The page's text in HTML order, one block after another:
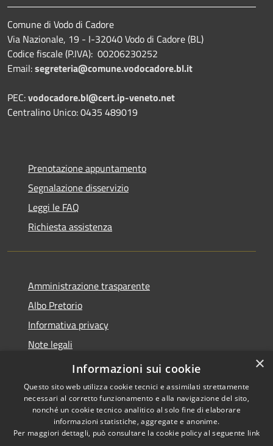
Comune di Vodo di Cadore
Via Nazionale, 19 - I-32040 Vodo di Cadore (BL)
Codice fiscale (P.IVA): 00206230252
Email:segreteria@comune.vodocadore.bl.it
PEC:vodocadore.bl@cert.ip-veneto.net
Centralino Unico: 0435 489019
Prenotazione appuntamento
Segnalazione disservizio
Leggi le FAQ
Richiesta assistenza
Amministrazione trasparente
Albo Pretorio
Informativa privacy
Note legali
Dichiarazione di accessibilità
Accessibilità
Copyright © 2026 • Comune di
Vodo di Cadore • Powered by
×
Informazioni sui cookie
Questo sito web utilizza cookie tecnici e assimilati strettamente
necessari al corretto funzionamento e alla navigazione del sito,
nonché un cookie tecnico analitico al solo fine di elaborare
informazioni statistiche, aggregate e anonime.
Per maggiori dettagli, può consultare la cookie policy al seguente link